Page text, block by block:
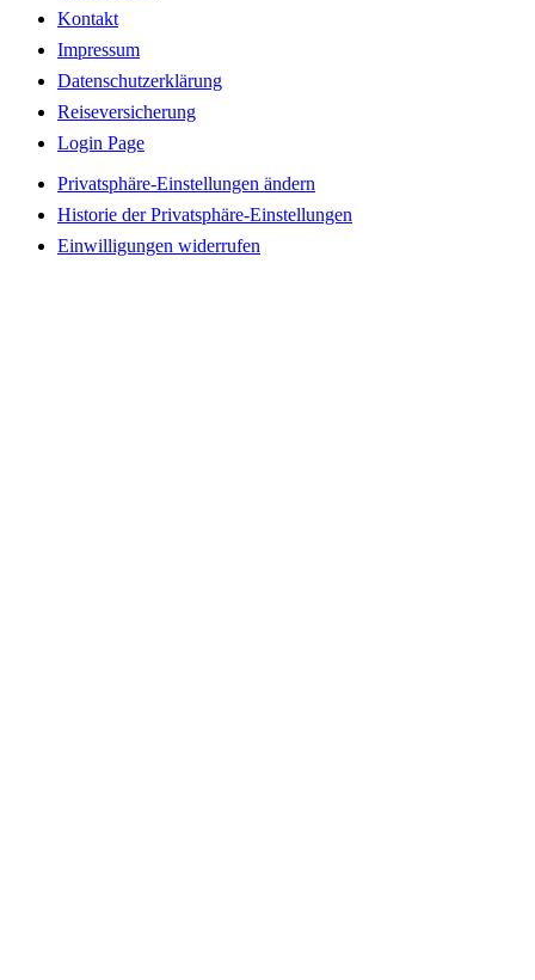
Kontakt
Impressum
Datenschutzerklärung
Reiseversicherung
Login Page
Privatsphäre-Einstellungen ändern
Historie der Privatsphäre-Einstellungen
Einwilligungen widerrufen